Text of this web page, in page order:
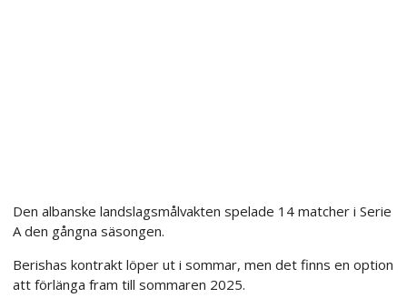
Den albanske landslagsmålvakten spelade 14 matcher i Serie
A den gångna säsongen.
Berishas kontrakt löper ut i sommar, men det finns en option
att förlänga fram till sommaren 2025.